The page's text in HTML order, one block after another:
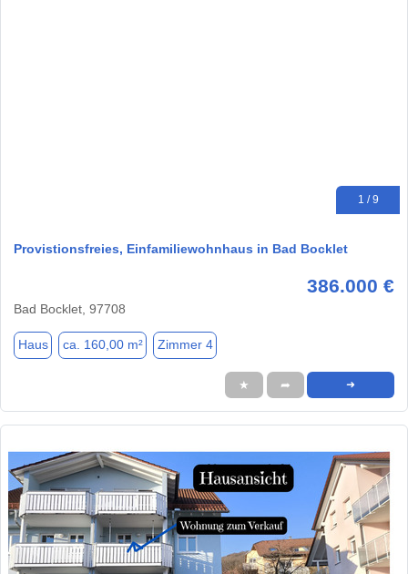
1 / 9
Provistionsfreies, Einfamiliewohnhaus in Bad Bocklet
386.000 €
Bad Bocklet, 97708
Haus ca. 160,00 m² Zimmer 4
★ ➦ ➜